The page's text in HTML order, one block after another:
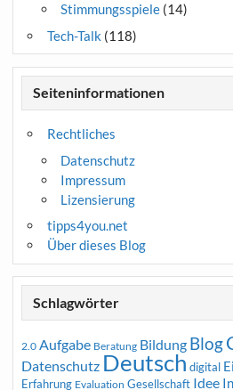
Stimmungsspiele(14)
Tech-Talk (118)
Seiteninformationen
Rechtliches
Datenschutz
Impressum
Lizensierung
tipps4you.net
Über dieses Blog
Schlagwörter
2.0 Aufgabe Beratung Bildung Blog
Datenschutz Deutsch digital
Erfahrung Evaluation Gesellschaft Idee